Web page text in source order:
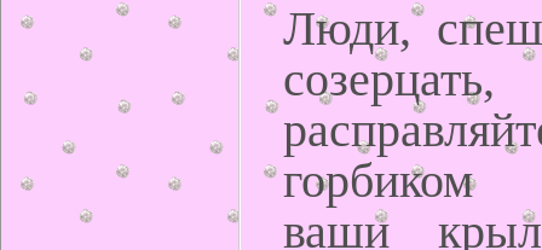
Люди,
ваши